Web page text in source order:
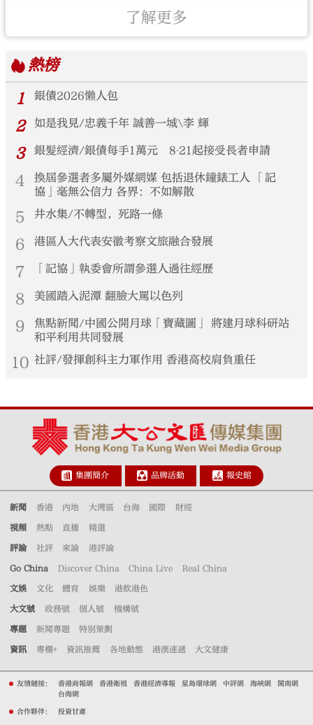
了解更多
熱榜
1
銀債2026懶人包
2 如是我見/忠義千年 誠善一城\李 輝
3 銀髮經濟/銀債每手1萬元 8‧21起接受長者申請
4
換屆參選者多屬外媒網媒 包括退休鐘錶工人 「記
協」毫無公信力 各界：不如解散
5 井水集/不轉型，死路一條
6 港區人大代表安徽考察文旅融合發展
7 「記協」執委會所謂參選人過往經歷
8 美國踏入泥潭 翻臉大罵以色列
9
焦點新聞/中國公開月球「寶藏圖」 將建月球科研站
和平利用共同發展
10 社評/發揮創科主力軍作用 香港高校肩負重任
集團簡介 品牌活動 報史館
新聞 香港 內地 大灣區 台海 國際 財經
視頻 熱點 直播 精選
評論 社評 來論 港評論
Go China Discover China China Live Real China
文娛 文化 體育 娛樂 港飲港色
大文號 政務號 個人號 機構號
專題 新聞專題 特別策劃
資訊 專欄+ 資訊推薦 各地動態 港澳速遞 大文健康
友情鏈接： 香港商報網 香港衛視 香港經濟導報 星島環球網 中評網 海峽網
閩南網
台海網
合作夥伴： 投資甘肅